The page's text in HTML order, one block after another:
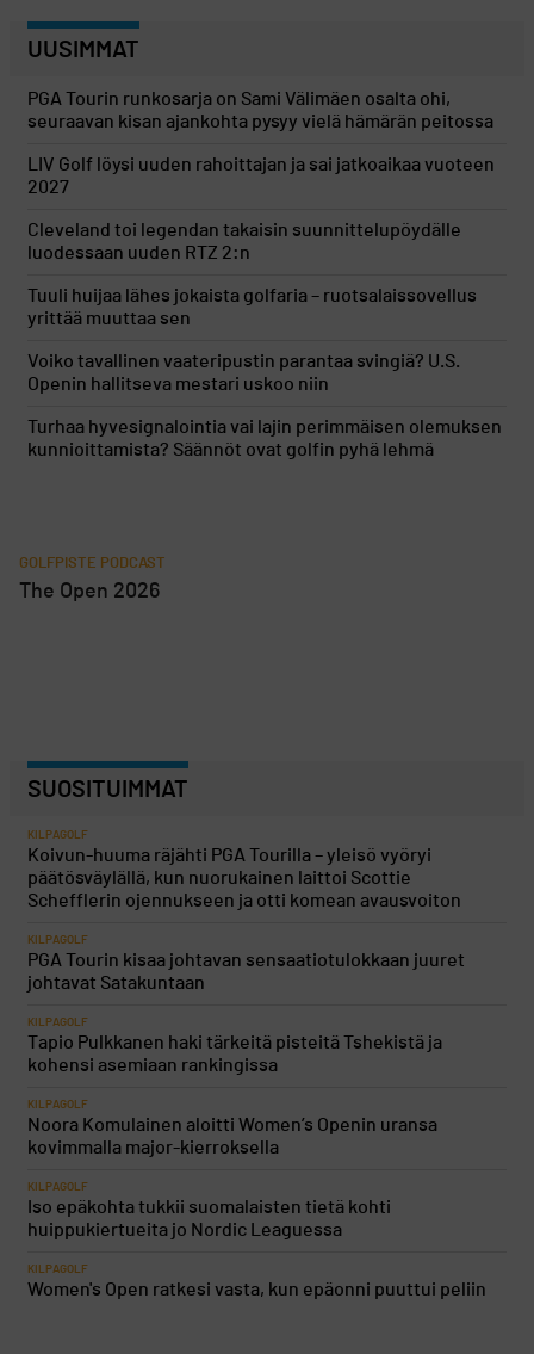
UUSIMMAT
PGA Tourin runkosarja on Sami Välimäen osalta ohi,
seuraavan kisan ajankohta pysyy vielä hämärän peitossa
LIV Golf löysi uuden rahoittajan ja sai jatkoaikaa vuoteen
2027
Cleveland toi legendan takaisin suunnittelupöydälle
luodessaan uuden RTZ 2:n
Tuuli huijaa lähes jokaista golfaria – ruotsalaissovellus
yrittää muuttaa sen
Voiko tavallinen vaateripustin parantaa svingiä? U.S.
Openin hallitseva mestari uskoo niin
Turhaa hyvesignalointia vai lajin perimmäisen olemuksen
kunnioittamista? Säännöt ovat golfin pyhä lehmä
GOLFPISTE PODCAST
The Open 2026
SUOSITUIMMAT
KILPAGOLF
Koivun-huuma räjähti PGA Tourilla – yleisö vyöryi
päätösväylällä, kun nuorukainen laittoi Scottie
Schefflerin ojennukseen ja otti komean avausvoiton
KILPAGOLF
PGA Tourin kisaa johtavan sensaatiotulokkaan juuret
johtavat Satakuntaan
KILPAGOLF
Tapio Pulkkanen haki tärkeitä pisteitä Tshekistä ja
kohensi asemiaan rankingissa
KILPAGOLF
Noora Komulainen aloitti Women’s Openin uransa
kovimmalla major-kierroksella
KILPAGOLF
Iso epäkohta tukkii suomalaisten tietä kohti
huippukiertueita jo Nordic Leaguessa
KILPAGOLF
Women's Open ratkesi vasta, kun epäonni puuttui peliin